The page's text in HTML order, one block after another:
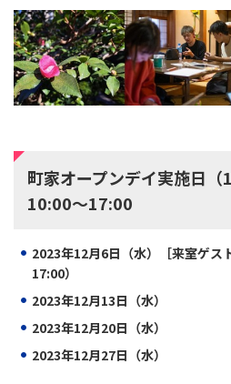
町家オープンデイ実施日
10:00～17:00
2023年12月6日（水） ［来室ゲ
17:00）
2023年12月13日（水）
2023年12月20日（水）
2023年12月27日（水）